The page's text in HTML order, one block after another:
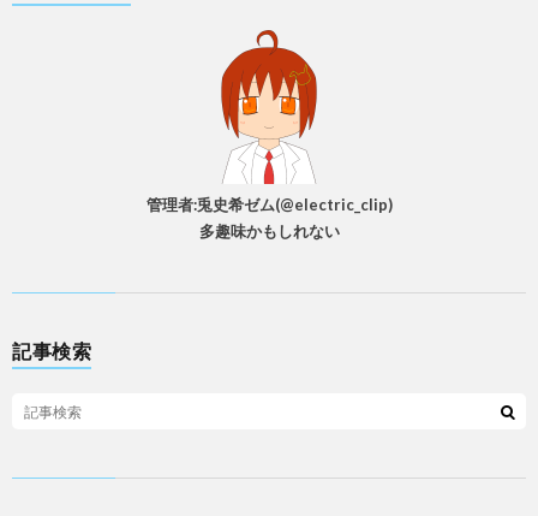
管理者:兎史希ゼム(@electric_clip)
多趣味かもしれない
記事検索